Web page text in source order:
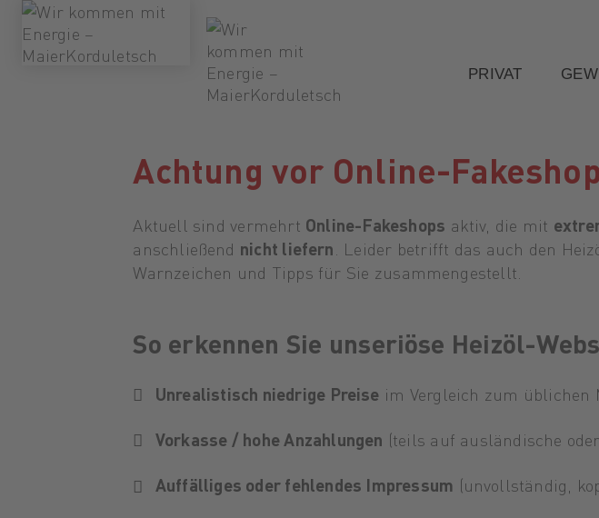
PRIVAT
Achtung vor Online-
Aktuell sind vermehrt Online-Fakeshops aktiv, die mit
anschließend nicht liefern . Leider betrifft das auch den
Warnzeichen und Tipps für Sie zusammengestellt.
So erkennen Sie unseriöse Heizöl-
Unrealistisch niedrige Preise im Vergleich zum üblichen
Vorkasse / hohe Anzahlungen (teils auf ausländische
Auffälliges oder fehlendes Impressum (unvollständig,